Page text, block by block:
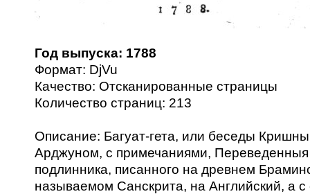
Год выпуска: 1788
Формат: DjVu
Качество: Отсканированные страницы
Количество страниц: 213
Описание: Багуат-гета, или беседы
Арджуном, с примечаниями, Переведенныя
подлинника, писанного на древнем
называемом Санскрита, на Английский, а с